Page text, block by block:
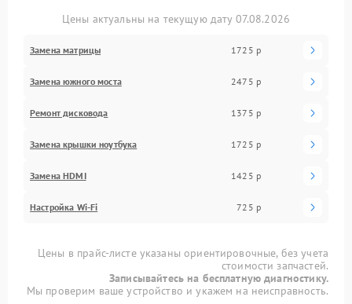
Цены актуальны на текущую дату 07.08.2026
Замена матрицы 1725 р
Замена южного моста 2475 р
Ремонт дисковода 1375 р
Замена крышки ноутбука 1725 р
Замена HDMI 1425 р
Настройка Wi-Fi 725 р
Цены в прайс-листе указаны ориентировочные, без учета
стоимости запчастей.
Записывайтесь на бесплатную диагностику.
Мы проверим ваше устройство и укажем на неисправность.